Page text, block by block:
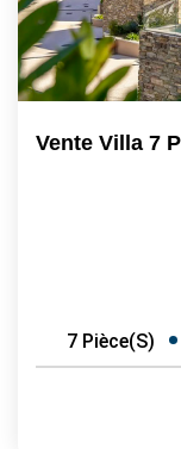
7 Pièce(s)